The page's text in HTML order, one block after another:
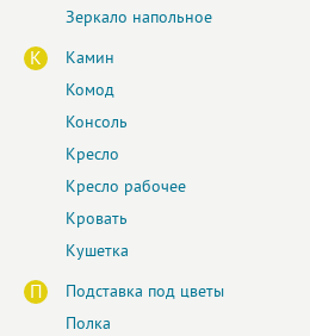
Зеркало напольное
К
Камин
Комод
Консоль
Кресло
Кресло рабочее
Кровать
Кушетка
П
Подставка под цветы
Полка